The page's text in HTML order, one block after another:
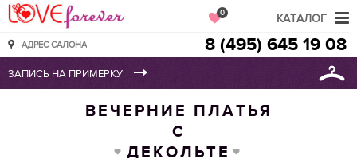
Love Forever
АДРЕС САЛОНА
0
8 (495) 645 19 08
ВЕЧЕРНИЕ ПЛАТЬЯ
С
ДЕКОЛЬТЕ
КАТАЛОГ